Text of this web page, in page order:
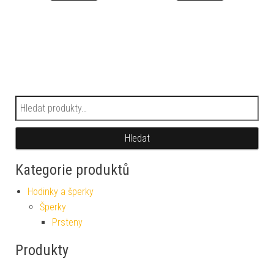
Hledat:
Hledat
Kategorie produktů
Hodinky a šperky
Šperky
Prsteny
Produkty